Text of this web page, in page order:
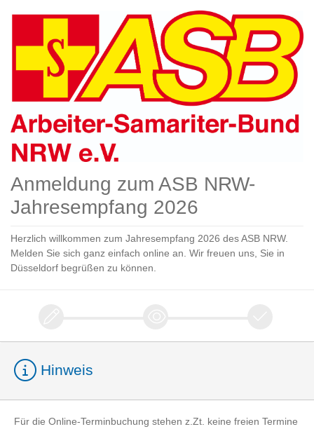
Anmeldung zum ASB NRW-
Jahresempfang 2026
Herzlich willkommen zum Jahresempfang 2026 des ASB NRW.
Melden Sie sich ganz einfach online an. Wir freuen uns, Sie in
Düsseldorf begrüßen zu können.
Hinweis
Für die Online-Terminbuchung stehen z.Zt. keine freien Termine